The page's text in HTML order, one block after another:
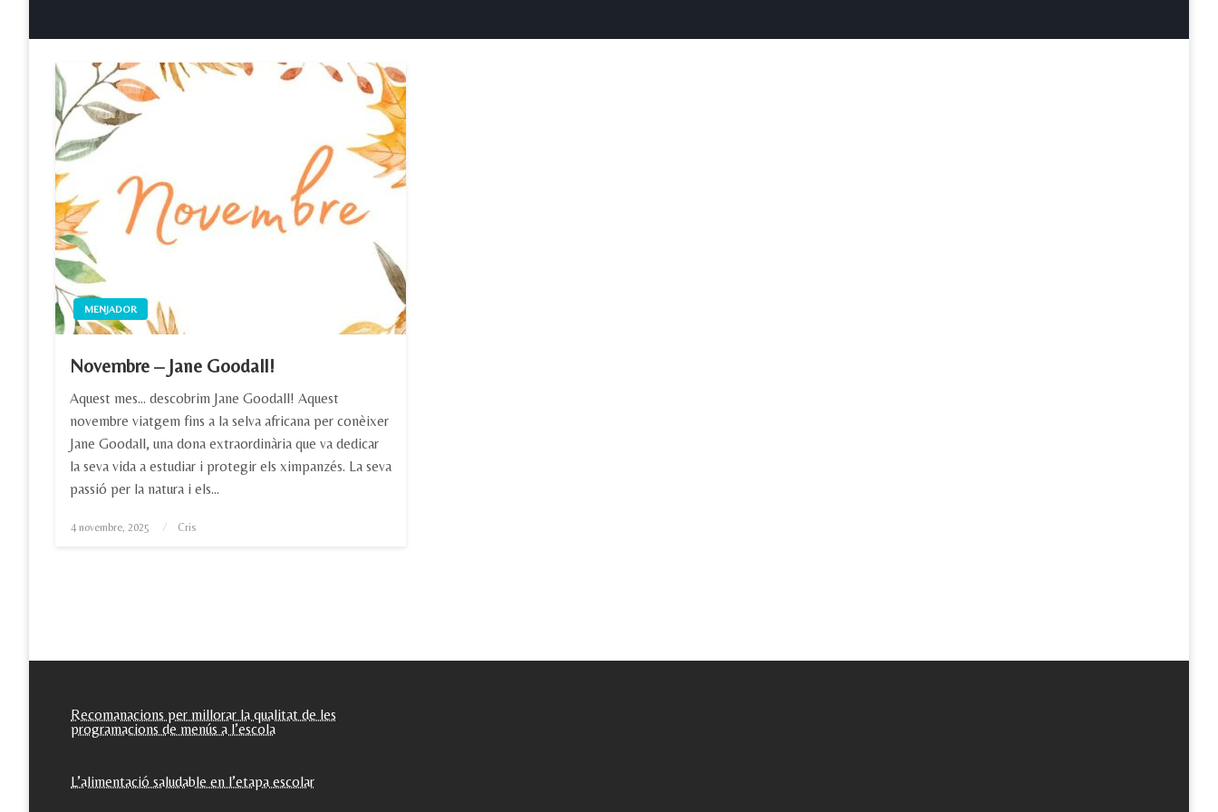
MENJADOR
Novembre – Jane Goodall!
Aquest mes… descobrim Jane Goodall! Aquest
novembre viatgem fins a la selva africana per conèixer
Jane Goodall, una dona extraordinària que va dedicar
la seva vida a estudiar i protegir els ximpanzés. La seva
passió per la natura i els…
Posted
4 novembre, 2025 Cris
Recomanacions per millorar la qualitat de les
programacions de menús a l’escola
L’alimentació saludable en l’etapa escolar